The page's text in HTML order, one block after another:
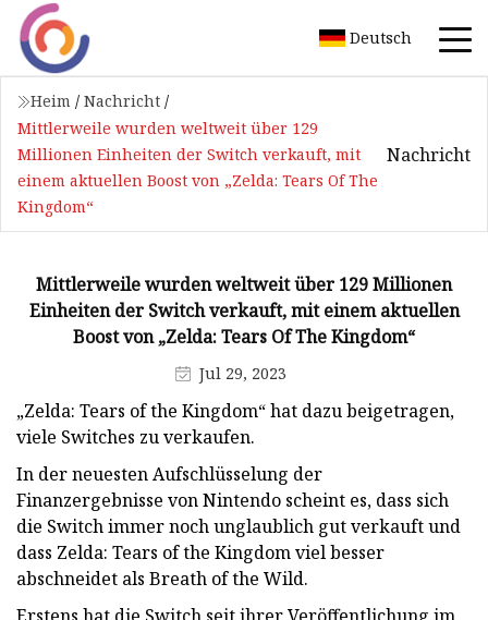
Deutsch
Heim / Nachricht /
Mittlerweile wurden weltweit über 129
Millionen Einheiten der Switch verkauft, mit
einem aktuellen Boost von „Zelda: Tears Of The
Kingdom“
Nachricht
Mittlerweile wurden weltweit über 129 Millionen
Einheiten der Switch verkauft, mit einem aktuellen
Boost von „Zelda: Tears Of The Kingdom“
Jul 29, 2023
„Zelda: Tears of the Kingdom“ hat dazu beigetragen,
viele Switches zu verkaufen.
In der neuesten Aufschlüsselung der
Finanzergebnisse von Nintendo scheint es, dass sich
die Switch immer noch unglaublich gut verkauft und
dass Zelda: Tears of the Kingdom viel besser
abschneidet als Breath of the Wild.